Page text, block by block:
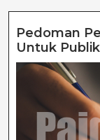
Pedoman
Untuk